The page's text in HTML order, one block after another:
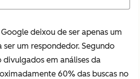
deixou de ser apenas um
ser um respondedor. Segundo
divulgados em análises da
60% das buscas no